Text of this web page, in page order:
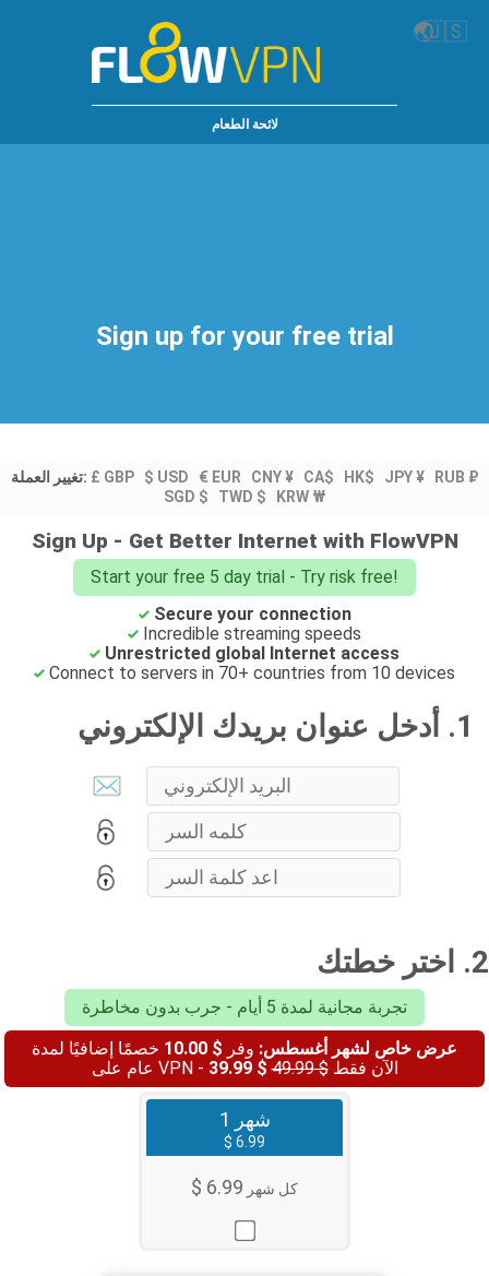
🌏🇺🇸
لائحة الطعام
Sign up for your free trial
تغيير العملة: £ GBP $ USD € EUR CNY ¥ CA$ HK$ JPY ¥
RUB ₽
SGD $
TWD $ KRW ₩
Sign Up - Get Better Internet with FlowVPN
Start your free 5 day trial - Try risk free!
Secure your connection
Incredible streaming speeds
Unrestricted global Internet access
Connect to servers in 70+ countries from 10 devices
1. أدخل عنوان بريدك الإلكتروني
2. اختر خطتك
تجربة مجانية لمدة 5 أيام - جرب بدون مخاطرة
عرض خاص لشهر أغسطس: وفر $ 10.00
خصمًا إضافيًا لمدة
عام على VPN - الآن فقط$ 49.99
$ 39.99
1 شهر
$ 6.99
$ 6.99 كل شهر